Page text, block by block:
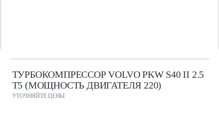
ТУРБОКОМПРЕССОР VOLVO PKW S40 II 2.5
T5 (МОЩНОСТЬ ДВИГАТЕЛЯ 220)
УТОЧНЯЙТЕ ЦЕНЫ